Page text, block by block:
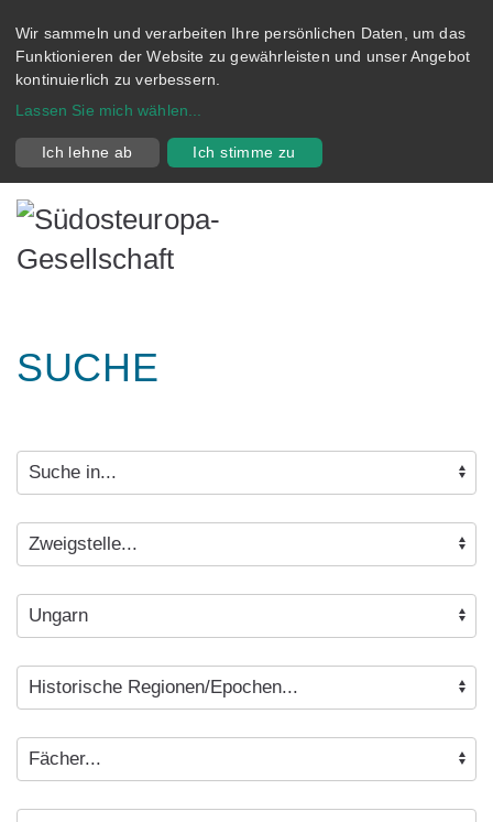
Wir sammeln und verarbeiten Ihre persönlichen Daten, um das
Funktionieren der Website zu gewährleisten und unser Angebot
kontinuierlich zu verbessern.
Lassen Sie mich wählen
Ich lehne ab Ich stimme zu
SUCHE